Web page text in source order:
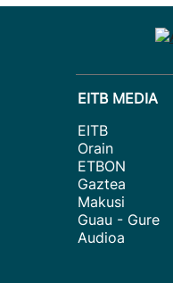
EITB MEDIA
EITB
Orain
ETBON
Gaztea
Makusi
Guau - Gure
Audioa